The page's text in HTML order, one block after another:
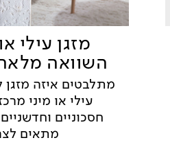
מזגן עילי
השוואה
מתלבטים איזה מזגן
עילי או מיני
חסכוניים
מתאים